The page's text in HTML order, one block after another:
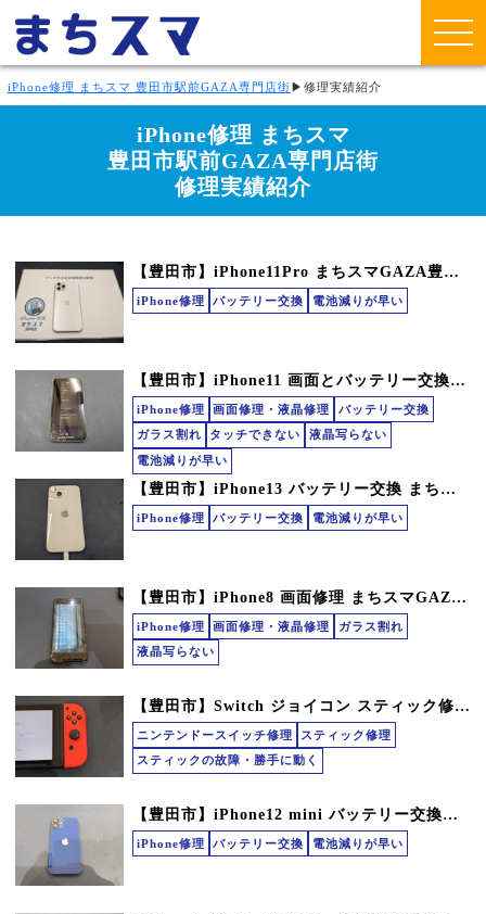
iPhone修理 まちスマ 豊田市駅前GAZA専門店街 ▶ 修理実績紹介
iPhone修理 まちスマ
豊田市駅前GAZA専門店街
修理実績紹介
【豊田市】iPhone11Pro まちスマGAZA豊田店
iPhone修理 バッテリー交換 電池減りが早い
【豊田市】iPhone11 画面とバッテリー交換！ まちスマGAZA豊田店
iPhone修理 画面修理・液晶修理
バッテリー交換
ガラス割れ
タッチできない
液晶写らない
電池減りが早い
【豊田市】iPhone13 バッテリー交換 まちスマGAZA豊田店
iPhone修理 バッテリー交換 電池減りが早い
【豊田市】iPhone8 画面修理 まちスマGAZA豊田店
iPhone修理 画面修理・液晶修理
ガラス割れ
液晶写らない
【豊田市】Switch ジョイコン スティック修理 まちスマGAZA豊田店
ニンテンドースイッチ修理
スティック修理
スティックの故障・勝手に動く
【豊田市】iPhone12 mini バッテリー交換！ まちスマGAZA豊田店
iPhone修理 バッテリー交換 電池減りが早い